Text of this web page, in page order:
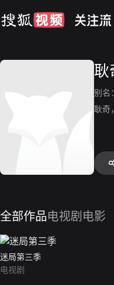
耿
别名：
耿奇
全部作品电视剧 电影
迷局第三季
电视剧